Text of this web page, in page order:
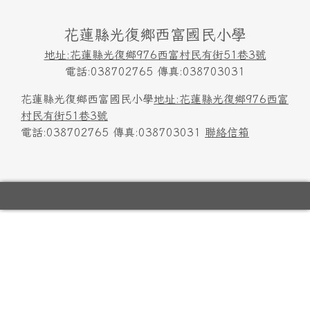
頁尾區域內容
花蓮縣光復鄉西富國民小學
地址:花蓮縣光復鄉976西富村民有街51巷3號
電話:038702765 傳真:038703031
花蓮縣光復鄉西富國民小學地址:花蓮縣光復鄉976西富
村民有街51巷3號
電話:038702765 傳真:038703031 聯絡信箱